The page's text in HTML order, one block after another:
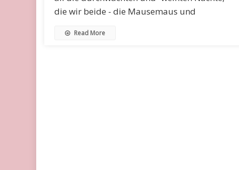
die wir beide - die Mausemaus und
Read More